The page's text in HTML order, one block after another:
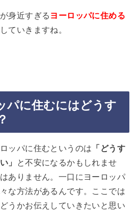
身近すぎる ヨーロッパに住める
ていきますね。
パに住むにはどうす
ッパに住むというのは 「どうす
」 と不安になるかもしれませ
ありません。一口にヨーロッパ
な方法があるんです。ここでは
うかお伝えしていきたいと思い